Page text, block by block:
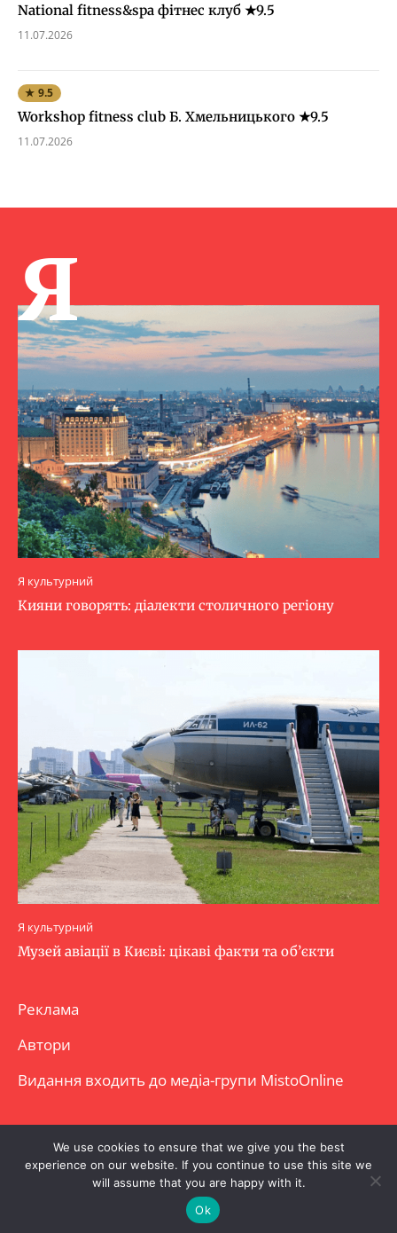
National fitness&spa фітнес клуб ★9.5
11.07.2026
★ 9.5
Workshop fitness club Б. Хмельницького ★9.5
11.07.2026
Я
Я культурний
Кияни говорять: діалекти столичного регіону
Я культурний
Музей авіації в Києві: цікаві факти та об’єкти
Реклама
Автори
Видання входить до медіа-групи MistoOnline
Copyright © Повне використання матеріалу
заборонено. Частково можна з гіперпосиланням.
We use cookies to ensure that we give you the best
experience on our website. If you continue to use this site we
will assume that you are happy with it.
Ok